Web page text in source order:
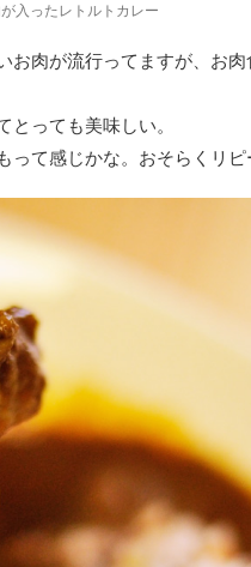
入ったレトルトカレー
肉が流行ってますが、お肉
っても美味しい。
て感じかな。おそらくリピ